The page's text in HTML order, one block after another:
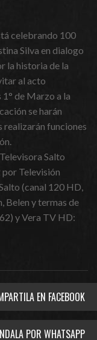
celebrando 100
Silva en dialogo
la historia de la
al acto
de Marzo a la
se harán
realizarán funciones
Salto
por Televisión
(canal 120 HD,
Belen y termas de
y Vera TV HD:
EN FACEBOOK
POR WHATSAPP